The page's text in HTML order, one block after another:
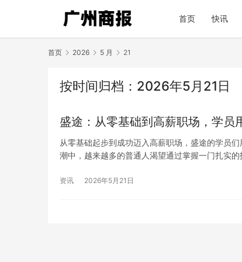
首页 快讯
首页 2026 5 月 21
按时间归档：2026年5月21日
盛途：从零基础到高薪职场，学员
从零基础起步到成功迈入高薪职场，盛途的学员
潮中，越来越多的普通人渴望通过掌握一门扎实
资讯 2026年5月21日